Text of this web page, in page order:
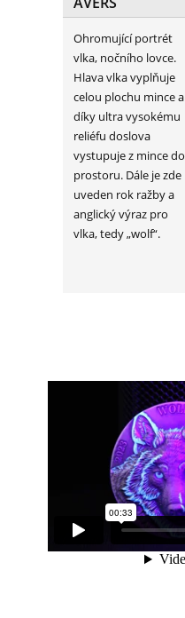
Ohromující portrét
vlka, nočního lovce.
Hlava vlka vyplňuje
celou plochu mince a
díky ultra vysokému
reliéfu doslova
vystupuje z mince do
prostoru. Dále je zde
uveden rok ražby a
anglický výraz pro
vlka, tedy „wolf“.